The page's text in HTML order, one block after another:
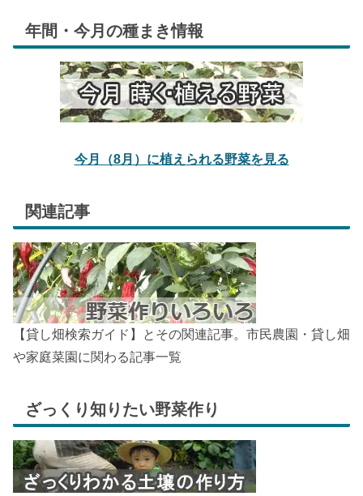
年間・今月の種まき情報
今月（8月）に植えられる野菜を見る
関連記事
【貸し畑検索ガイド】とその関連記事。市民農園・貸し畑
や家庭菜園に関わる記事一覧
ざっくり知りたい野菜作り